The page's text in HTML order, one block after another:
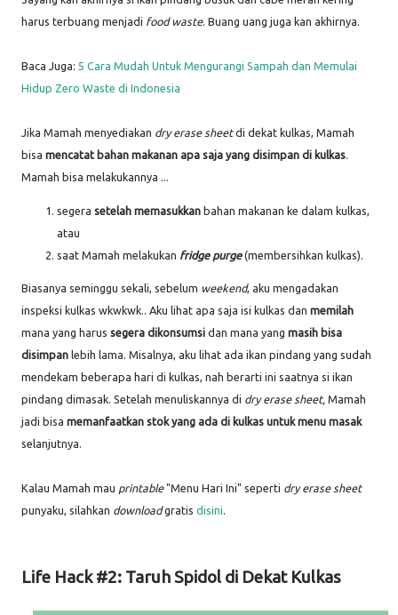
harus terbuang menjadi food waste. Buang uang juga kan akhirnya.
Baca Juga: 5 Cara Mudah Untuk Mengurangi Sampah dan Memulai
Hidup Zero Waste di Indonesia
Jika Mamah menyediakan dry erase sheetdi dekat kulkas, Mamah
bisa mencatat bahan makanan apa saja yang disimpan di kulkas.
Mamah bisa melakukannya ...
segera setelah memasukkan bahan makanan ke dalam kulkas,
atau
saat Mamah melakukan fridge purge (membersihkan kulkas).
Biasanya seminggu sekali, sebelum weekend, aku mengadakan
inspeksi kulkas wkwkwk.. Aku lihat apa saja isi kulkas dan memilah
mana yang harus segera dikonsumsi dan mana yang masih bisa
disimpan lebih lama. Misalnya, aku lihat ada ikan pindang yang sudah
mendekam beberapa hari di kulkas, nah berarti ini saatnya si ikan
pindang dimasak. Setelah menuliskannya di dry erase sheet, Mamah
jadi bisa memanfaatkan stok yang ada di kulkas untuk menu masak
selanjutnya.
Kalau Mamah mau printable"Menu Hari Ini" seperti dry erase sheet
punyaku, silahkan downloadgratis disini.
Life Hack #2: Taruh Spidol di Dekat Kulkas